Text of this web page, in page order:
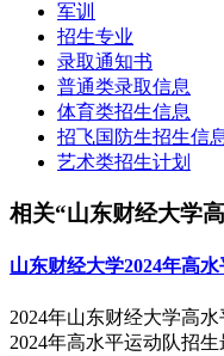
军训
招生专业
录取通知书
普通类录取信息
体育类招生信息
招飞国防生招生信
艺术类招生计划
相关“山东财经大学
山东财经大学2024年高
2024年山东财经大学高
2024年高水平运动队招